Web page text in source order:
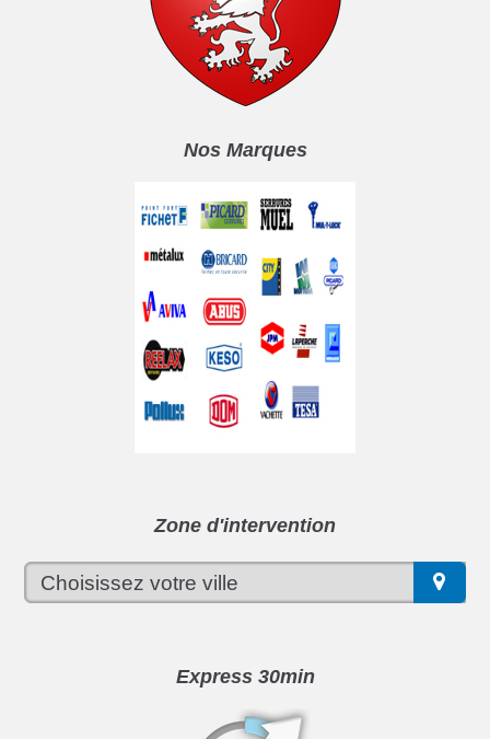
Nos Marques
Zone d'intervention
Express 30min